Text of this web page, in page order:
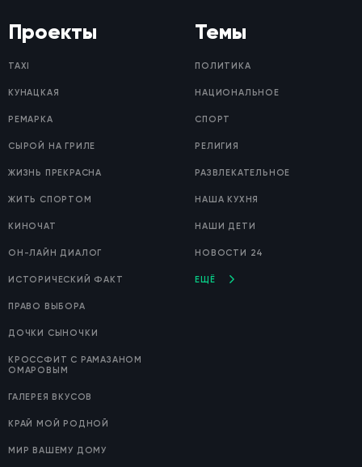
Проекты
TAXI
КУНАЦКАЯ
РЕМАРКА
СЫРОЙ НА ГРИЛЕ
ЖИЗНЬ ПРЕКРАСНА
ЖИТЬ СПОРТОМ
КИНОЧАТ
ОН-ЛАЙН ДИАЛОГ
ИСТОРИЧЕСКИЙ ФАКТ
ПРАВО ВЫБОРА
ДОЧКИ СЫНОЧКИ
КРОССФИТ С РАМАЗАНОМ
ОМАРОВЫМ
ГАЛЕРЕЯ ВКУСОВ
КРАЙ МОЙ РОДНОЙ
МИР ВАШЕМУ ДОМУ
Темы
ПОЛИТИКА
НАЦИОНАЛЬНОЕ
СПОРТ
РЕЛИГИЯ
РАЗВЛЕКАТЕЛЬНОЕ
НАША КУХНЯ
НАШИ ДЕТИ
НОВОСТИ 24
ЕЩЁ